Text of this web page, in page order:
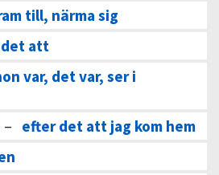
till, närma sig
att
var, det var, ser i
– efter det att jag kom hem